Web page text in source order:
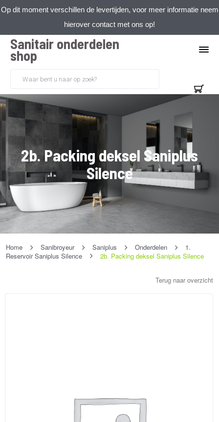
Op dit moment verschillen de levertijden, voor meer informatie neem
hierover contact met ons op!
Sanitair onderdelen
shop
2b. Packing deksel Saniplus
Silence
Home Sanibroyeur Saniplus Onderdelen
1.
Reservoir Saniplus Silence
2b. Packing deksel Saniplus Silence
Terug naar overzicht